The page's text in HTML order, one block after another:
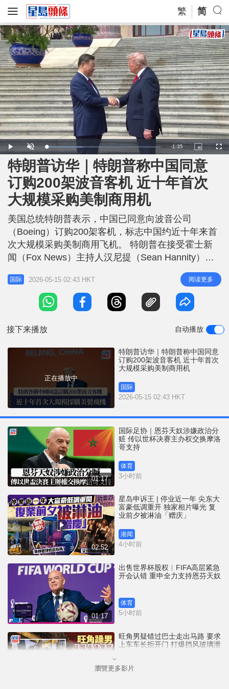
繁 简
P
l
a
y
U
n
m
u
t
e
L
o
d
e
d
:
3
2
.
3
0
R
e
m
n
-1:35
P
i
c
t
u
r
e
-
i
r
e
F
u
特朗普访华｜特朗普称中国同意
订购200架波音客机 近十年首次
大规模采购美制商用机
美国总统特朗普表示，中国已同意向波音公司
（Boeing）订购200架客机，标志中国约近十年来首
次大规模采购美制商用飞机。 特朗普在接受霍士新
闻（Fox News）主持人汉尼提（Sean Hannity）访
问的节录中表示，相关协议已在与中国国家主席习近
平的会谈中达成。他说：「今日他同意的一件事，就
是会订购200架飞机……波音原本想要150架，他们
最后拿到200架。」 分析人士原先预期特朗普访华期
国际 2026-05-15 02:43 HKT 阅读更多
接下来播放 自动播放
正在播放中
特朗普访华｜特朗普称中国同意
订购200架波音客机 近十年首次
大规模采购美制商用机
国际
2026-05-15 02:43 HKT
01:17
国际足协｜恩芬天奴涉嫌政治分
赃 传以世杯决赛主办权交换摩洛
哥支持
体育
3小时前
02:52
星岛申诉王 | 停业近一年 尖东大
富豪低调重开 独家相片曝光 复
业前夕被淋油「赠庆」
港闻
4小时前
01:17
出售世界杯股权︱FIFA高层紧急
开会认错 重申全力支持恩芬天奴
体育
5小时前
旺角男疑错过巴士走出马路 要求
上车车长拒开门 打爆挡风玻璃泄
港闻
瀏覽更多影片